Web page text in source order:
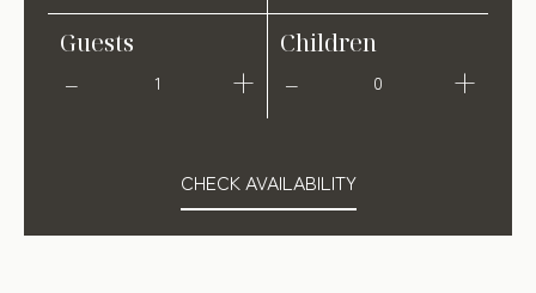
Guests
1
Children
0
CHECK AVAILABILITY